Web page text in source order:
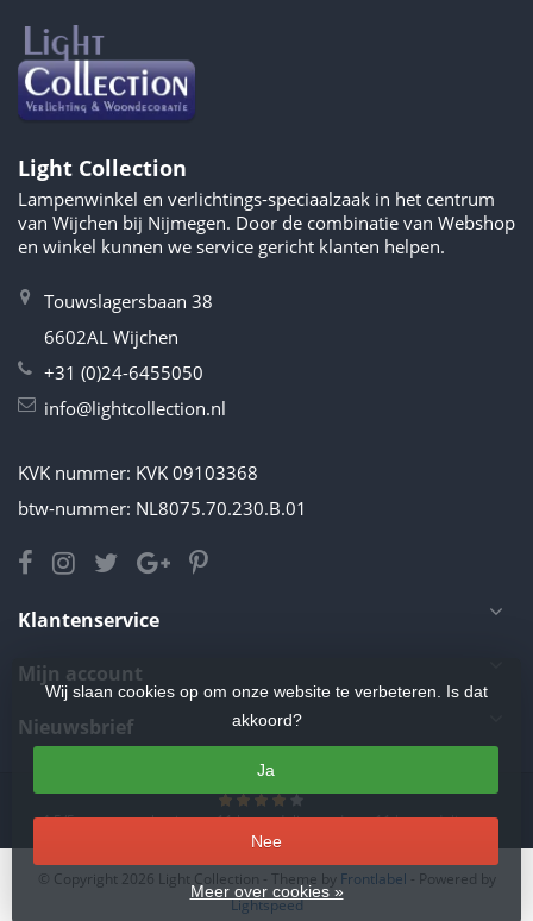
Light Collection
Lampenwinkel en verlichtings-speciaalzaak in het centrum
van Wijchen bij Nijmegen. Door de combinatie van Webshop
en winkel kunnen we service gericht klanten helpen.
Touwslagersbaan 38
6602AL Wijchen
+31 (0)24-6455050
info@lightcollection.nl
KVK nummer: KVK 09103368
btw-nummer: NL8075.70.230.B.01
Klantenservice
Mijn account
Nieuwsbrief
4.5/5sterren op basis van11beoordelingen.Lees 11 beoordelingen
Wij slaan cookies op om onze website te verbeteren. Is dat
akkoord?
Ja
Nee
Meer over cookies »
© Copyright 2026 Light Collection - Theme by Frontlabel - Powered by
Lightspeed